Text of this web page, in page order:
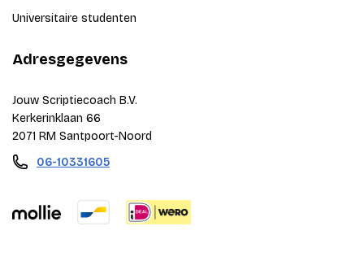
Universitaire studenten
Adresgegevens
Jouw Scriptiecoach B.V.
Kerkerinklaan 66
2071 RM Santpoort-Noord
06-10331605